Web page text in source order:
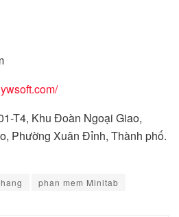
T4, Khu Đoàn Ngoại Giao,
Phường Xuân Đỉnh, Thành phố.
phan mem Minitab